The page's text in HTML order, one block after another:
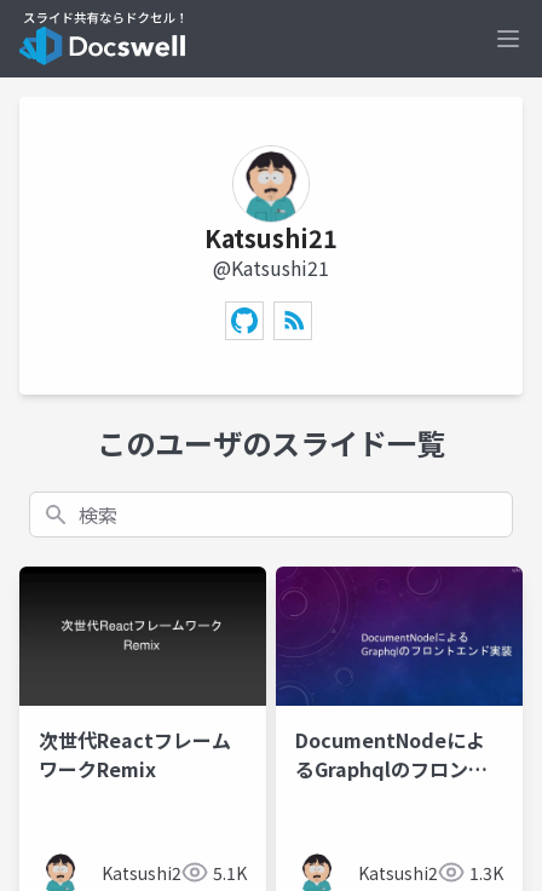
Katsushi21
@Katsushi21
このユーザのスライド一覧
検索
次世代Reactフレーム
ワークRemix
Katsushi21 5.1K
DocumentNodeによ
るGraphqlのフロント
Katsushi21 1.3K